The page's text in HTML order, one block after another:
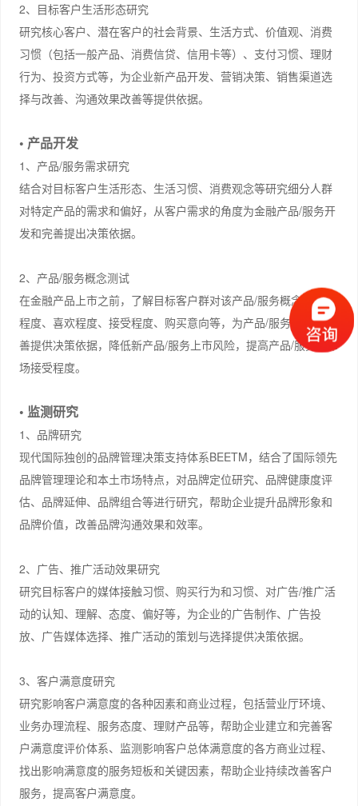
2、目标客户生活形态研究
研究核心客户、潜在客户的社会背景、生活方式、价值观、消费
习惯（包括一般产品、消费信贷、信用卡等）、支付习惯、理财
行为、投资方式等，为企业新产品开发、营销决策、销售渠道选
择与改善、沟通效果改善等提供依据。
• 产品开发
1、产品/服务需求研究
结合对目标客户生活形态、生活习惯、消费观念等研究细分人群
对特定产品的需求和偏好，从客户需求的角度为金融产品/服务开
发和完善提出决策依据。
2、产品/服务概念测试
在金融产品上市之前，了解目标客户群对该产品/服务概念的理解
程度、喜欢程度、接受程度、购买意向等，为产品/服务概念的改
善提供决策依据，降低新产品/服务上市风险，提高产品/服务的市
场接受程度。
• 监测研究
1、品牌研究
现代国际独创的品牌管理决策支持体系BEETM，结合了国际领先
品牌管理理论和本土市场特点，对品牌定位研究、品牌健康度评
估、品牌延伸、品牌组合等进行研究，帮助企业提升品牌形象和
品牌价值，改善品牌沟通效果和效率。
2、广告、推广活动效果研究
研究目标客户的媒体接触习惯、购买行为和习惯、对广告/推广活
动的认知、理解、态度、偏好等，为企业的广告制作、广告投
放、广告媒体选择、推广活动的策划与选择提供决策依据。
3、客户满意度研究
研究影响客户满意度的各种因素和商业过程，包括营业厅环境、
业务办理流程、服务态度、理财产品等，帮助企业建立和完善客
户满意度评价体系、监测影响客户总体满意度的各方商业过程、
找出影响满意度的服务短板和关键因素，帮助企业持续改善客户
服务，提高客户满意度。